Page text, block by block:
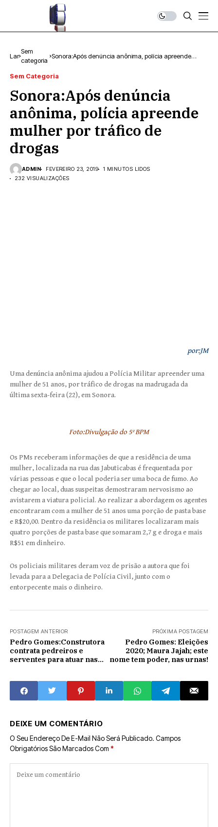
Lar
Sem
categoria
Sonora:Após denúncia anônima, polícia apreende
Sem Categoria
Sonora:Após denúncia
anônima, polícia apreende
mulher por tráfico de
drogas
ADMIN FEVEREIRO 23, 2019
1 MINUTOS LIDOS
232 VISUALIZAÇÕES
por:JM
Uma denúncia anônima ajudou a Polícia Militar apreender uma
mulher de 51 anos, por tráfico de drogas na madrugada da
última sexta-feira (22), em Sonora.
Foto:Divulgação do 5º BPM
Os PMs receberam informações de que a residência de uma
mulher, localizada na rua das Jabuticabas é frequentada por
várias pessoas e que o local poderia ser uma boca de fumo. Ao
chegar ao local, duas suspeitas demostraram nervosismo ao
avistarem a viatura policial. Ao realizar a abordagem os agentes
encontraram com a mulher de 51 anos uma porção de pasta base
e R$20,00. Dentro da residência os militares localizaram mais
quatro porções de pasta base que somaram 2,7 g e droga e mais
R$51 em dinheiro.
Os policiais militares deram voz de prisão a autora que foi
levada para a Delegacia de Polícia Civil, junto com o
entorpecente mais o dinheiro.
POSTAGEM ANTERIOR
Pedro Gomes:Construtora
contrata pedreiros e
serventes para atuar nas
PRÓXIMA POSTAGEM
Pedro Gomes: Eleições
2020; Maura Jajah; este
nome tem poder, nas urnas!
DEIXE UM COMENTÁRIO
O Seu Endereço De E-Mail Não Será Publicado. Campos
Obrigatórios São Marcados Com *